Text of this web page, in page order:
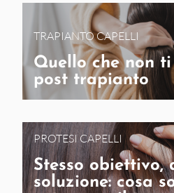
TRAPIANTO CAPELLI
Quello che non
post trapianto
PROTESI CAPELLI
Stesso obiettivo,
soluzione: cosa